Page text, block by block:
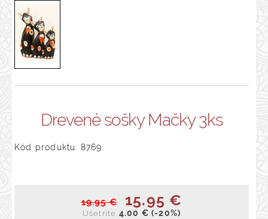
Drevené sošky Mačky 3ks
Kód produktu: 8769
19.95 € 15.95 €
Ušetríte 4.00 € (-20%)